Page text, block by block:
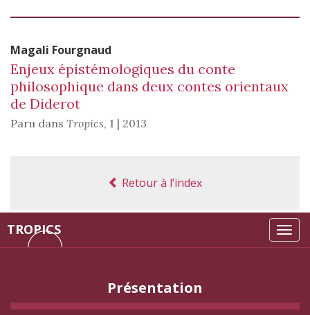
TROPICS
Magali Fourgnaud
Enjeux épistémologiques du conte
philosophique dans deux contes orientaux
de Diderot
Paru dans Tropics, 1 | 2013
Retour à l’index
Présentation